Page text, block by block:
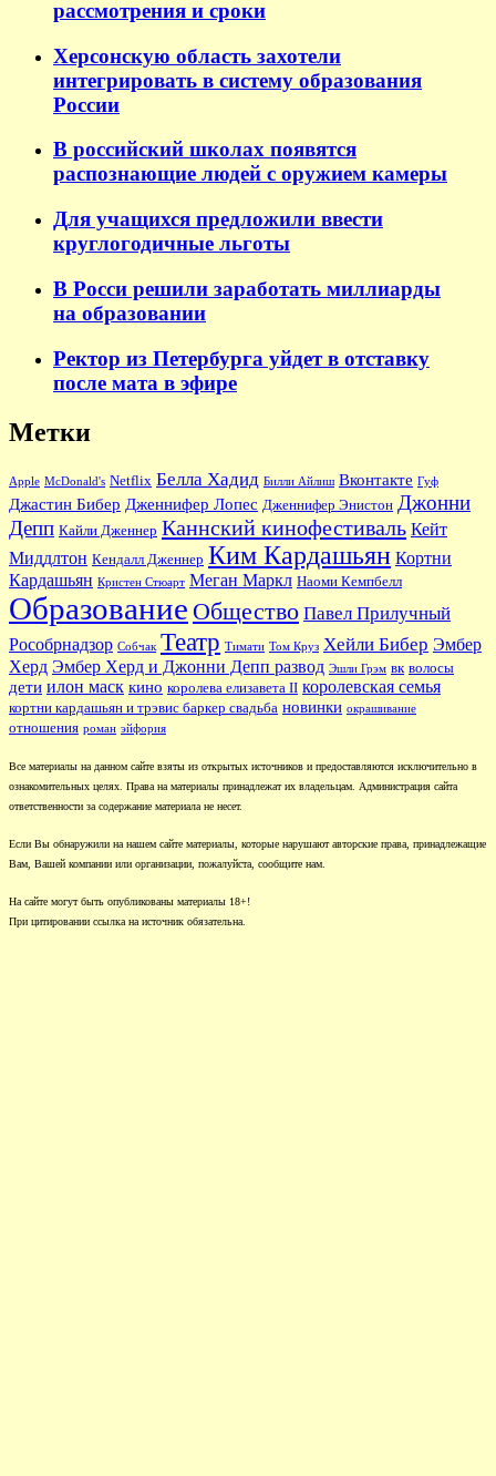
рассмотрения и сроки
Херсонскую область захотели
интегрировать в систему образования
России
В российский школах появятся
распознающие людей с оружием камеры
Для учащихся предложили ввести
круглогодичные льготы
В Росси решили заработать миллиарды
на образовании
Ректор из Петербурга уйдет в отставку
после мата в эфире
Метки
Apple McDonald's Netflix Белла Хадид Билли Айлиш Вконтакте Гуф
Джастин Бибер Дженнифер Лопес Дженнифер Энистон Джонни
Депп Кайли Дженнер Каннский кинофестиваль Кейт
Миддлтон Кендалл Дженнер Ким Кардашьян Кортни
Кардашьян Кристен Стюарт Меган Маркл Наоми Кемпбелл
Образование Общество Павел Прилучный
Рособрнадзор Собчак Театр Тимати Том Круз Хейли Бибер Эмбер
Херд Эмбер Херд и Джонни Депп развод Эшли Грэм вк волосы
дети илон маск кино королева елизавета II королевская семья
кортни кардашьян и трэвис баркер свадьба новинки окрашивание
отношения роман эйфория
Все материалы на данном сайте взяты из открытых источников и предоставляются исключительно в
ознакомительных целях. Права на материалы принадлежат их владельцам. Администрация сайта
ответственности за содержание материала не несет.
Если Вы обнаружили на нашем сайте материалы, которые нарушают авторские права, принадлежащие
Вам, Вашей компании или организации, пожалуйста, сообщите нам.
На сайте могут быть опубликованы материалы 18+!
При цитировании ссылка на источник обязательна.